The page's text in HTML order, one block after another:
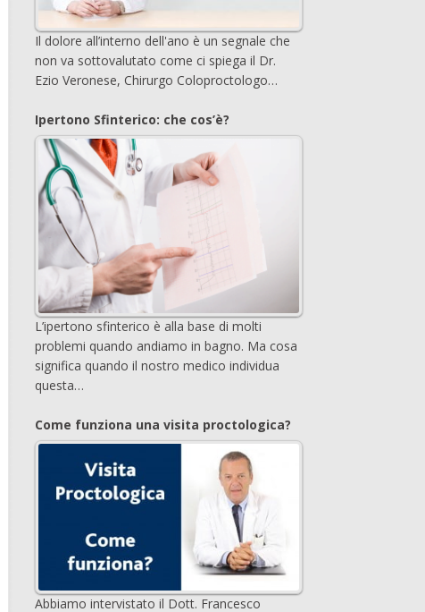
Il dolore all’interno dell'ano è un segnale che
non va sottovalutato come ci spiega il Dr.
Ezio Veronese, Chirurgo Coloproctologo…
Ipertono Sfinterico: che cos’è?
L’ipertono sfinterico è alla base di molti
problemi quando andiamo in bagno. Ma cosa
significa quando il nostro medico individua
questa…
Come funziona una visita proctologica?
Abbiamo intervistato il Dott. Francesco